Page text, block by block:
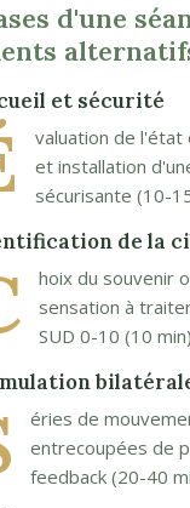
d'une
et sécurité
valuation de l'état
et installation
sécurisante (10-
de la
hoix du souvenir
sensation à
SUD 0-10 (10
éries de
entrecoupées de
feedback (20-40